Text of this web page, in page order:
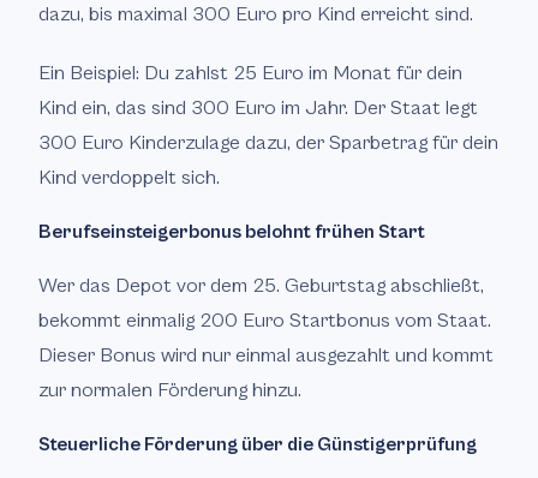
dazu, bis maximal 300 Euro pro Kind erreicht sind.
Ein Beispiel: Du zahlst 25 Euro im Monat für dein
Kind ein, das sind 300 Euro im Jahr. Der Staat legt
300 Euro Kinderzulage dazu, der Sparbetrag für dein
Kind verdoppelt sich.
Berufseinsteigerbonus belohnt frühen Start
Wer das Depot vor dem 25. Geburtstag abschließt,
bekommt einmalig 200 Euro Startbonus vom Staat.
Dieser Bonus wird nur einmal ausgezahlt und kommt
zur normalen Förderung hinzu.
Steuerliche Förderung über die Günstigerprüfung